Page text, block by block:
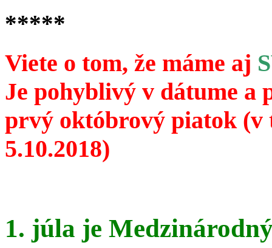
*****
Viete o tom, že máme aj
Je pohyblivý v dátume a
prvý októbrový piatok
5.10.2018)
1. júla je